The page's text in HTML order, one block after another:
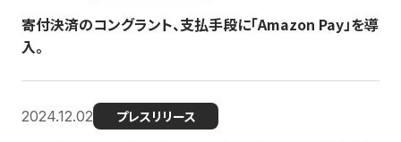
寄付決済のコングラント、支払手段に「Amazon Pay」を導
入。
2024.12.02 プレスリリース